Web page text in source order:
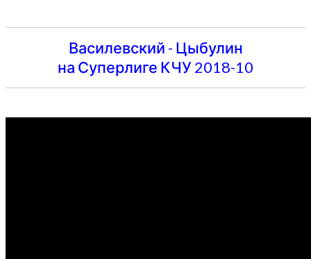
Василевский - Цыбулин
на Суперлиге КЧУ 2018-10